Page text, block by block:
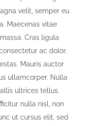
velit, semper eu
Maecenas vitae
Cras ligula
ac dolor.
Mauris auctor
ullamcorper. Nulla
ultrices tellus.
nulla nisl, non
ut cursus elit, sed